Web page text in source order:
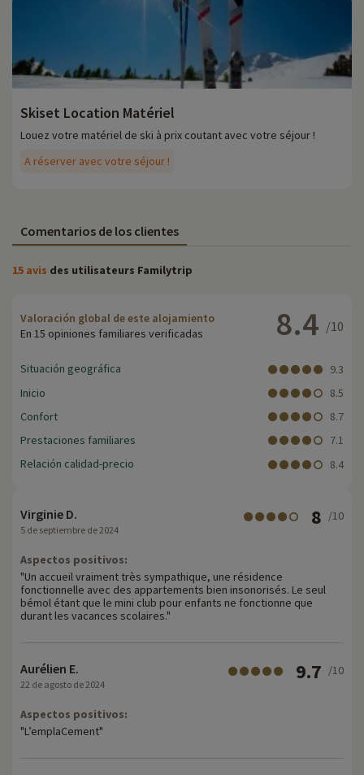
Skiset Location Matériel
A réserver avec votre séjour !
Louez votre matériel de ski à prix coutant avec votre séjour !
Comentarios de los clientes
15 avis des utilisateurs Familytrip
Valoración global de este alojamiento
En 15 opiniones familiares verificadas
8.4 /10
Situación geográfica
9.3
Inicio
8.5
Confort
8.7
Prestaciones familiares
7.1
Relación calidad-precio
8.4
Virginie D.
5 de septiembre de 2024
8 /10
Aspectos positivos:
"Un accueil vraiment très sympathique, une résidence
fonctionnelle avec des appartements bien insonorisés. Le seul
bémol étant que le mini club pour enfants ne fonctionne que
durant les vacances scolaires."
Aurélien E.
22 de agosto de 2024
9.7 /10
Aspectos positivos:
"L’emplaCement"